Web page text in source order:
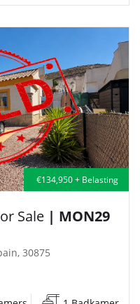
€134,950 + Belasting
Sale | MON29
30875